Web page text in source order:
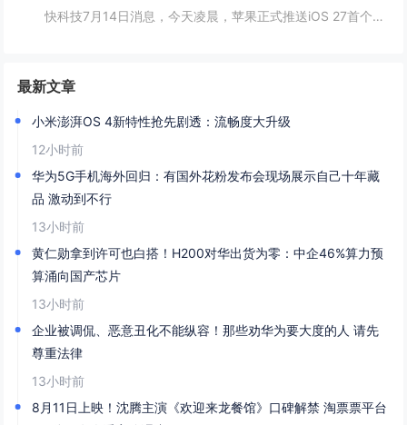
快科技7月14日消息，今天凌晨，苹果正式推送iOS 27首个公测版，安装包大小约19.59GB。与此前需要开发者账号才能安装的开发者预览版不同，iOS 27公测版面向所有Apple ID用户免费开放，完成注册后即可接收系统更新。机型适配方面...
最新文章
小米澎湃OS 4新特性抢先剧透：流畅度大升级
12小时前
华为5G手机海外回归：有国外花粉发布会现场展示自己十年藏
品 激动到不行
13小时前
黄仁勋拿到许可也白搭！H200对华出货为零：中企46%算力预
算涌向国产芯片
13小时前
企业被调侃、恶意丑化不能纵容！那些劝华为要大度的人 请先
尊重法律
13小时前
8月11日上映！沈腾主演《欢迎来龙餐馆》口碑解禁 淘票票平台